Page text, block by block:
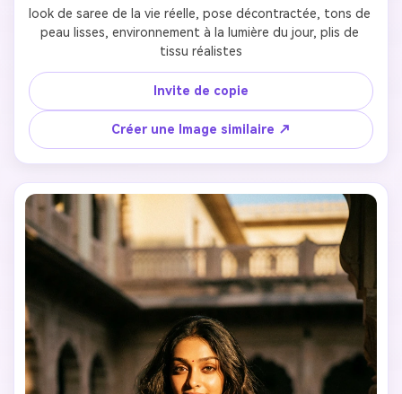
look de saree de la vie réelle, pose décontractée, tons de
peau lisses, environnement à la lumière du jour, plis de
tissu réalistes
Invite de copie
Créer une Image similaire ↗